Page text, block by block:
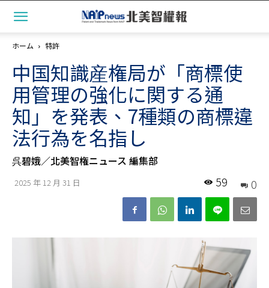
ホーム 特許
中国知識産権局が「商標使
用管理の強化に関する通
知」を発表、7種類の商標違
法行為を名指し
呉碧娥／北美智権ニュース 編集部
2025 年 12 月 31 日 0
59